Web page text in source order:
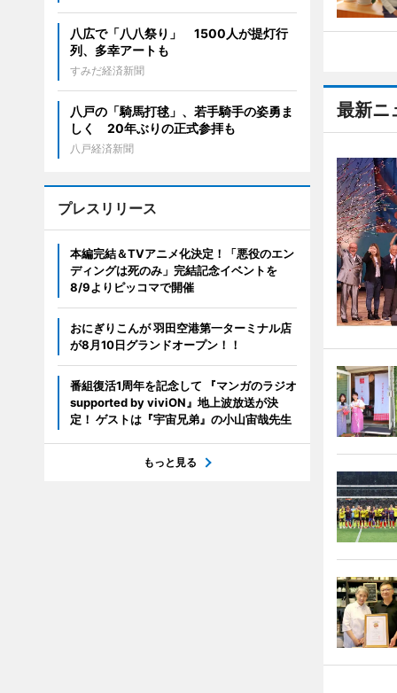
最新ニ
八広で「八八祭り」 1500人が提灯行
列、多幸アートも
すみだ経済新聞
八戸の「騎馬打毬」、若手騎手の姿勇ま
しく 20年ぶりの正式参拝も
八戸経済新聞
プレスリリース
本編完結＆TVアニメ化決定！「悪役のエン
ディングは死のみ」完結記念イベントを
8/9よりピッコマで開催
おにぎりこんが 羽田空港第一ターミナル店
が8月10日グランドオープン！！
番組復活1周年を記念して 『マンガのラジオ
supported by viviON』地上波放送が決
定！ ゲストは『宇宙兄弟』の小山宙哉先生
もっと見る